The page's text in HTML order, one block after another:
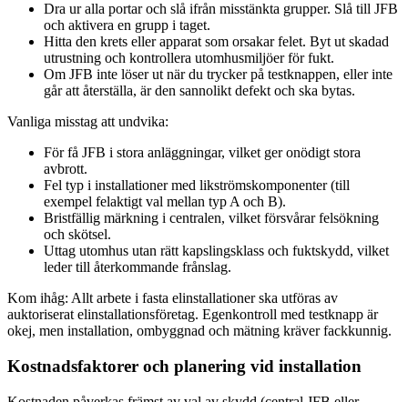
Dra ur alla portar och slå ifrån misstänkta grupper. Slå till JFB
och aktivera en grupp i taget.
Hitta den krets eller apparat som orsakar felet. Byt ut skadad
utrustning och kontrollera utomhusmiljöer för fukt.
Om JFB inte löser ut när du trycker på testknappen, eller inte
går att återställa, är den sannolikt defekt och ska bytas.
Vanliga misstag att undvika:
För få JFB i stora anläggningar, vilket ger onödigt stora
avbrott.
Fel typ i installationer med likströmskomponenter (till
exempel felaktigt val mellan typ A och B).
Bristfällig märkning i centralen, vilket försvårar felsökning
och skötsel.
Uttag utomhus utan rätt kapslingsklass och fuktskydd, vilket
leder till återkommande frånslag.
Kom ihåg: Allt arbete i fasta elinstallationer ska utföras av
auktoriserat elinstallationsföretag. Egenkontroll med testknapp är
okej, men installation, ombyggnad och mätning kräver fackkunnig.
Kostnadsfaktorer och planering vid installation